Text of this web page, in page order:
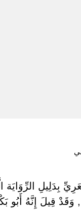
بِدَلِيلِ الرِّوَايَة
قِيلَ إِنَّهُ أَبُو